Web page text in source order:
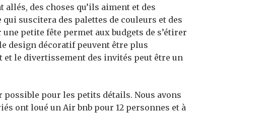
des choses qu’ils aiment et des
suscitera des palettes de couleurs et des
petite fête permet aux budgets de s’étirer
design décoratif peuvent être plus
et le divertissement des invités peut être un
possible pour les petits détails. Nous avons
ont loué un Air bnb pour 12 personnes et à